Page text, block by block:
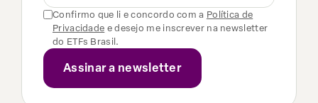
Confirmo que li e concordo com a Política de
Privacidade e desejo me inscrever na newsletter
do ETFs Brasil.